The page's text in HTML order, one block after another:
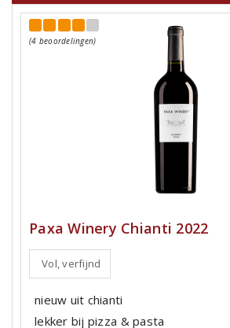
(4 beoordelingen)
Paxa Winery Chianti 2022
Vol, verfijnd
nieuw uit chianti
lekker bij pizza & pasta